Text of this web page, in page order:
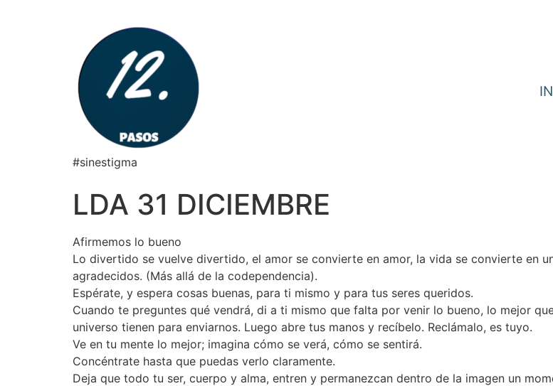
#sinestigma
LDA 31 DICIEMBRE
Afirmemos lo bueno
Lo divertido se vuelve divertido, el amor se convierte en amor, la vida se convierte en
agradecidos. (Más allá de la codependencia).
Espérate, y espera cosas buenas, para ti mismo y para tus seres queridos.
Cuando te preguntes qué vendrá, di a ti mismo que falta por venir lo bueno, lo mejor
universo tienen para enviarnos. Luego abre tus manos y recíbelo. Reclámalo, es tuyo.
Ve en tu mente lo mejor; imagina cómo se verá, cómo se sentirá.
Concéntrate hasta que puedas verlo claramente.
Deja que todo tu ser, cuerpo y alma, entren y permanezcan dentro de la imagen un